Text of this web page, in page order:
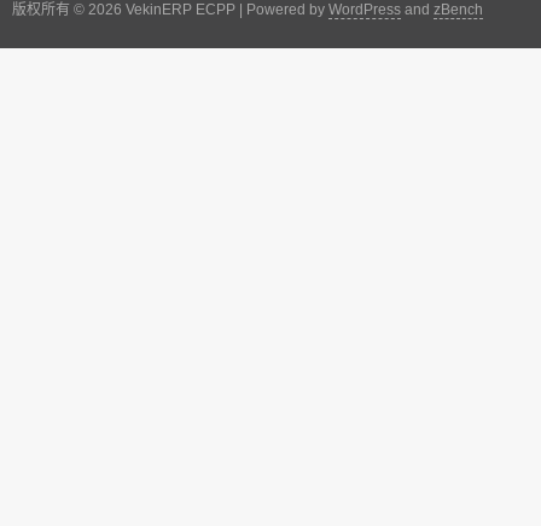
版权所有 © 2026 VekinERP ECPP | Powered by WordPress and zBench